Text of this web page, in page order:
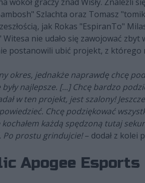
Szlachta oraz Tomasz
jak Rokas "EspiranTo"
Witesa nie udało się zawojować
postanowili ubić projekt, z którego
okres, jednakże naprawdę chcę
były najlepsze. [...] Chcę bardzo
w ten projekt, jest szalony!
Chcę podziękować
kochałem każdą spędzoną tutaj
Po prostu grindujcie!– dodał z kolei
Apogee Esports